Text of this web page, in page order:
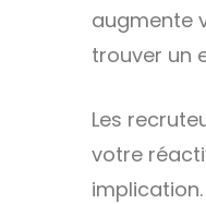
augmente
trouver un
Les
votre